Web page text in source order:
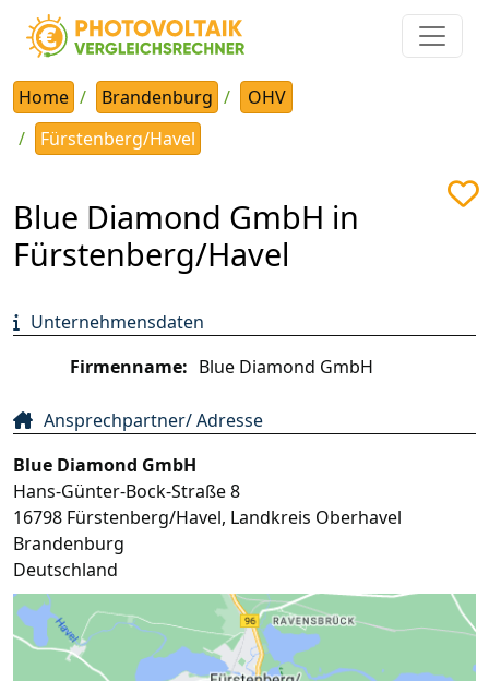
Home Brandenburg
OHV
Fürstenberg/Havel
Blue Diamond GmbH in
Fürstenberg/Havel
Unternehmensdaten
Firmenname: Blue Diamond GmbH
Ansprechpartner/ Adresse
Blue Diamond GmbH
Hans-Günter-Bock-Straße 8
16798 Fürstenberg/Havel, Landkreis Oberhavel
Brandenburg
Deutschland